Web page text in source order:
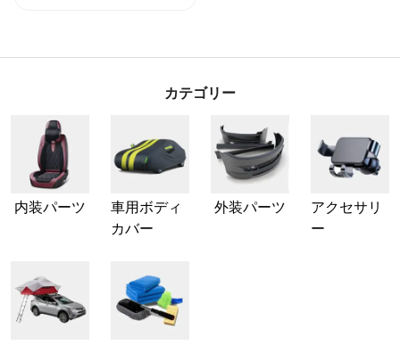
カテゴリー
内装パーツ
車用ボディ
カバー
外装パーツ
アクセサリ
ー